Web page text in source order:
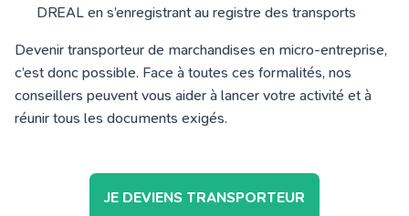
DREAL en s’enregistrant au registre des transports
Devenir transporteur de marchandises en micro-entreprise,
c’est donc possible. Face à toutes ces formalités, nos
conseillers peuvent vous aider à lancer votre activité et à
réunir tous les documents exigés.
JE DEVIENS TRANSPORTEUR